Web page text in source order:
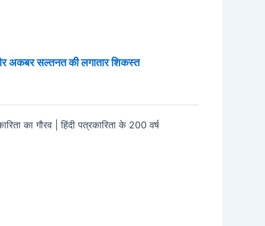
अकबर सल्तनत की लगातार शिकस्त